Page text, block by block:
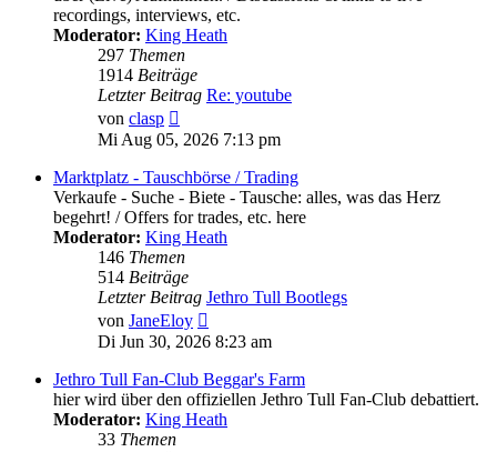
recordings, interviews, etc.
Moderator: King Heath
297 Themen
1914 Beiträge
Letzter Beitrag Re: youtube
von clasp
Beitrag
Mi Aug 05, 2026 7:13 pm
Marktplatz - Tauschbörse / Trading
Verkaufe - Suche - Biete - Tausche: alles, was das Herz
begehrt! / Offers for trades, etc. here
Moderator: King Heath
146 Themen
514 Beiträge
Letzter Beitrag Jethro Tull Bootlegs
von JaneEloy
Beitrag
Di Jun 30, 2026 8:23 am
Jethro Tull Fan-Club Beggar's Farm
hier wird über den offiziellen Jethro Tull Fan-Club debattiert.
Moderator: King Heath
33 Themen